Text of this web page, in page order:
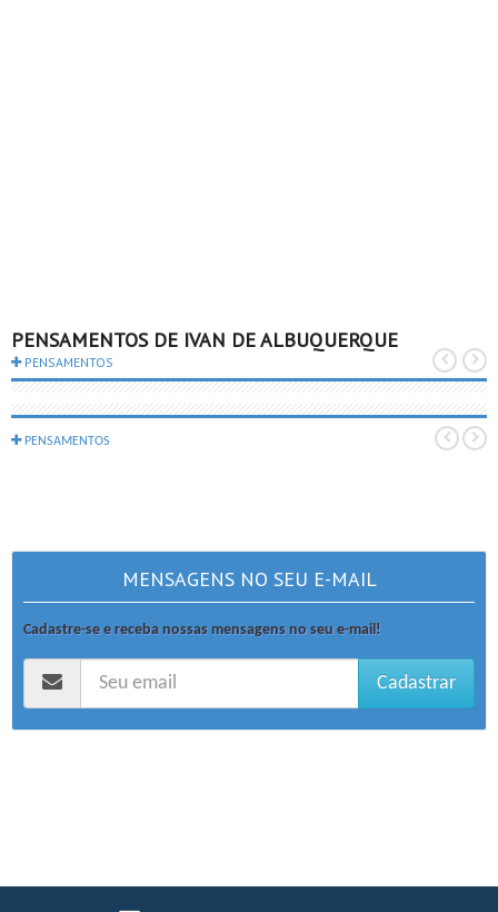
PENSAMENTOS DE IVAN DE ALBUQUERQUE
PENSAMENTOS
PENSAMENTOS
MENSAGENS NO SEU E-MAIL
Cadastre-se e receba nossas mensagens no seu e-mail!
Cadastrar